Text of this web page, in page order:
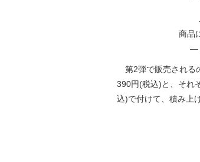
商品
—
第2弾で販売される
390円(税込)と、それ
込)で付けて、積み上